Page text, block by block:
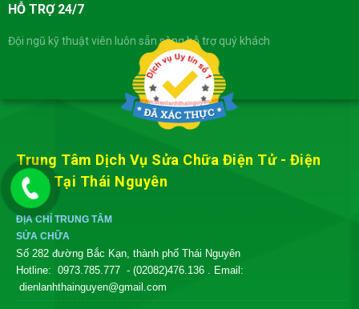
HỖ TRỢ 24/7
Đội ngũ kỹ thuật viên luôn sẵn sàng hỗ trợ quý khách
Trung Tâm Dịch Vụ Sửa Chữa Điện Tử - Điện
Lạnh Tại Thái Nguyên
ĐỊA CHỈ TRUNG TÂM
SỬA CHỮA
Số 282 đường Bắc Kạn, thành phố Thái Nguyên
Hotline: 0973.785.777 - (02082)476.136
. Email:
dienlanhthainguyen@gmail.com